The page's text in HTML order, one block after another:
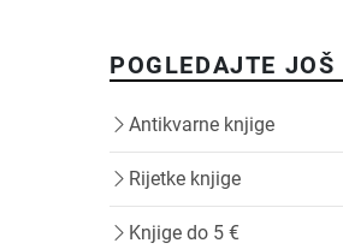
POGLEDAJTE JOŠ
Antikvarne knjige
Rijetke knjige
Knjige do 5 €